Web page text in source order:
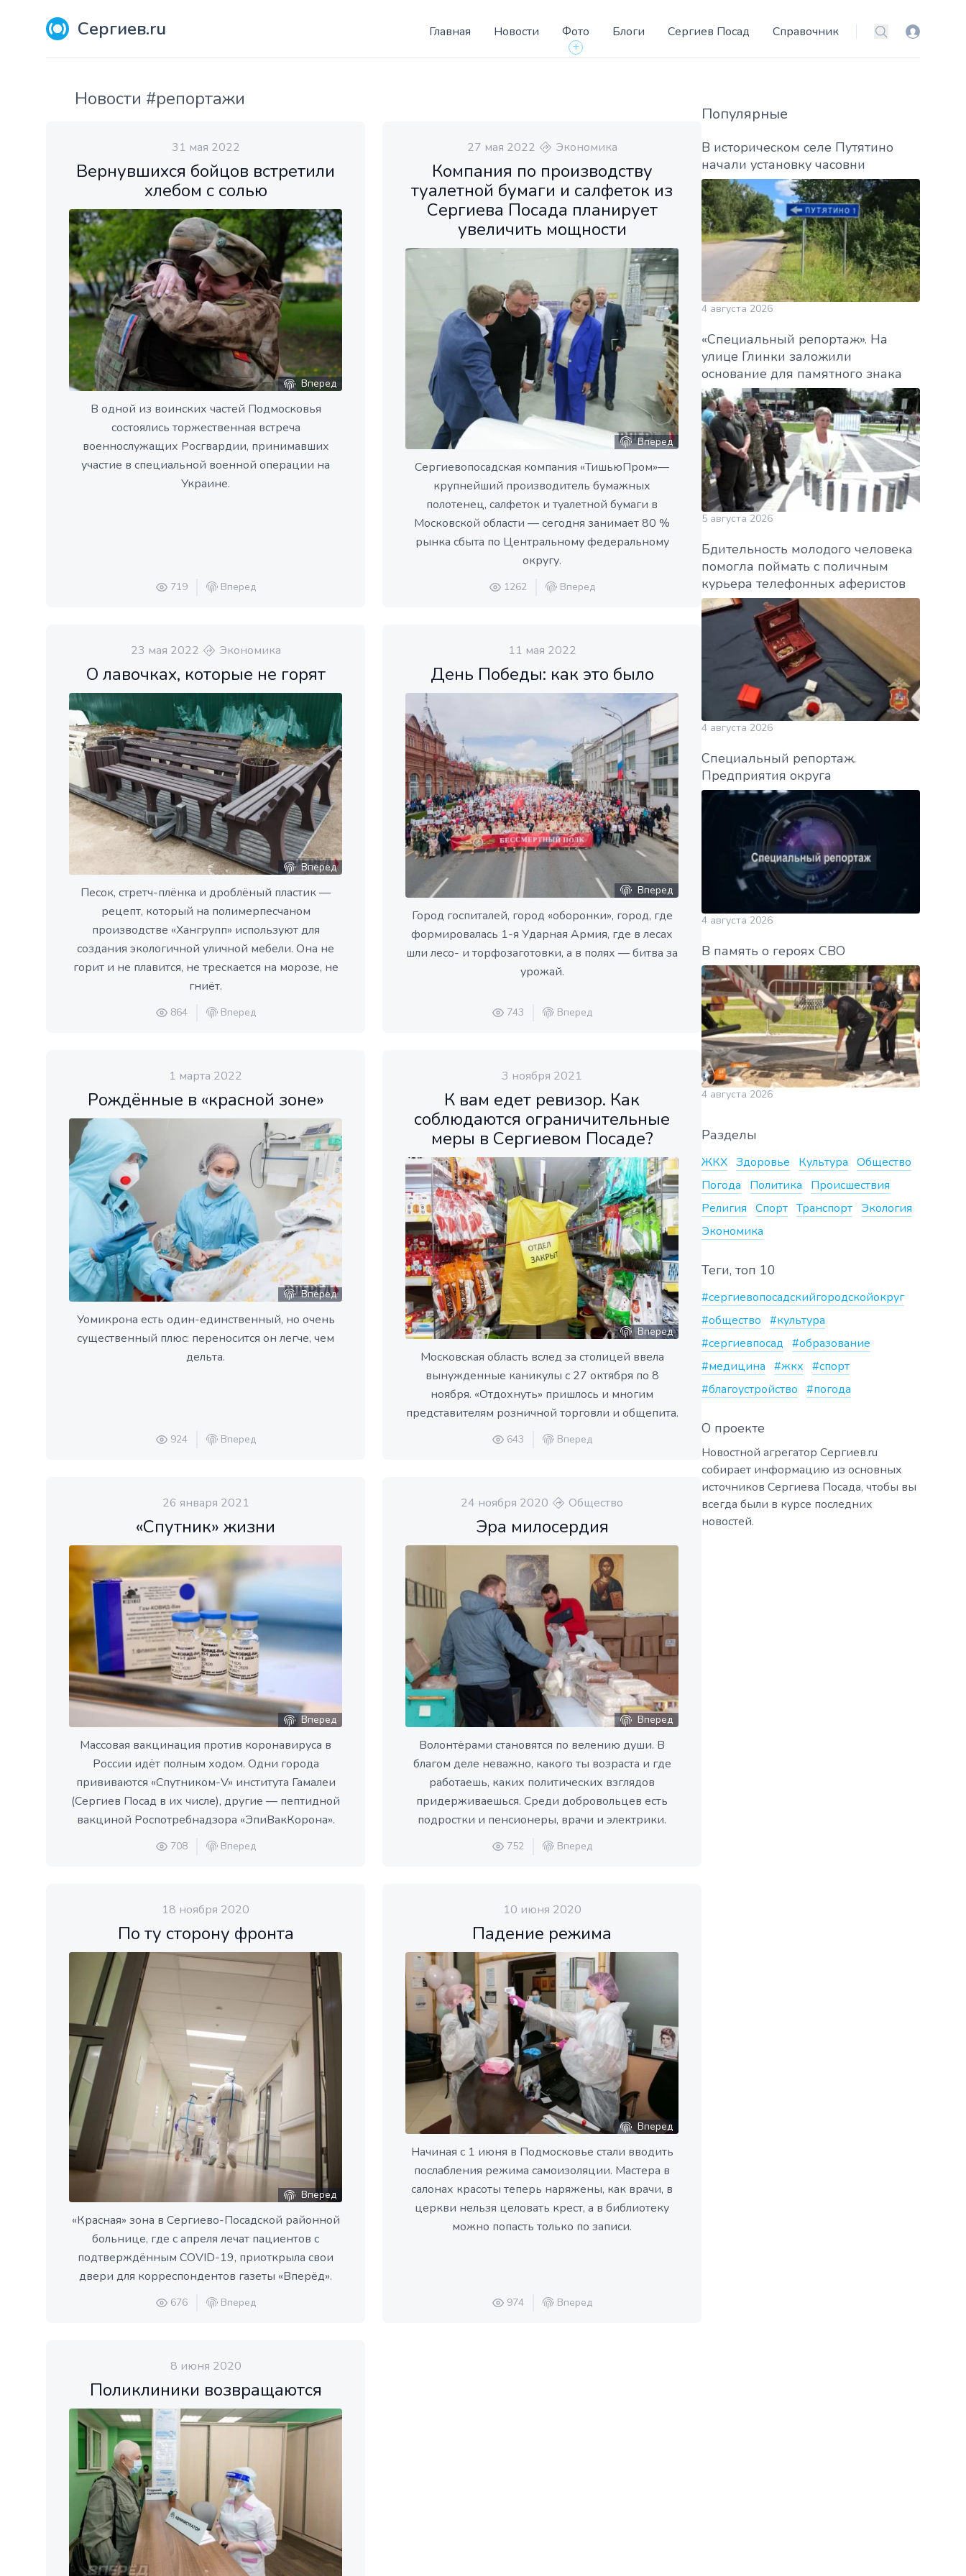
Сергиев.ru Главная Новости
Фото
+
Блоги Сергиев Посад Справочник Поиск Вход
Новости #репортажи
31 мая 2022
Вернувшихся бойцов встретили
хлебом с солью
Вперед
В одной из воинских частей Подмосковья
состоялись торжественная встреча
военнослужащих Росгвардии, принимавших
участие в специальной военной операции на
Украине.
719 Вперед
27 мая 2022 Экономика
Компания по производству
туалетной бумаги и салфеток из
Сергиева Посада планирует
увеличить мощности
Вперед
Сергиевопосадская компания «ТишьюПром»—
крупнейший производитель бумажных
полотенец, салфеток и туалетной бумаги в
Московской области — сегодня занимает 80 %
рынка сбыта по Центральному федеральному
округу.
1262 Вперед
23 мая 2022 Экономика
О лавочках, которые не горят
Вперед
Песок, стретч-плёнка и дроблёный пластик —
рецепт, который на полимерпесчаном
производстве «Хангрупп» используют для
создания экологичной уличной мебели. Она не
горит и не плавится, не трескается на морозе, не
гниёт.
864 Вперед
11 мая 2022
День Победы: как это было
Вперед
Город госпиталей, город «оборонки», город, где
формировалась 1-я Ударная Армия, где в лесах
шли лесо- и торфозаготовки, а в полях — битва за
урожай.
743 Вперед
1 марта 2022
Рождённые в «красной зоне»
Вперед
Уомикрона есть один-единственный, но очень
существенный плюс: переносится он легче, чем
дельта.
924 Вперед
3 ноября 2021
К вам едет ревизор. Как
соблюдаются ограничительные
меры в Сергиевом Посаде?
Вперед
Московская область вслед за столицей ввела
вынужденные каникулы с 27 октября по 8
ноября. «Отдохнуть» пришлось и многим
представителям розничной торговли и общепита.
643 Вперед
26 января 2021
«Спутник» жизни
Вперед
Массовая вакцинация против коронавируса в
России идёт полным ходом. Одни города
прививаются «Спутником-V» института Гамалеи
(Сергиев Посад в их числе), другие — пептидной
вакциной Роспотребнадзора «ЭпиВакКорона».
708 Вперед
24 ноября 2020 Общество
Эра милосердия
Вперед
Волонтёрами становятся по велению души. В
благом деле неважно, какого ты возраста и где
работаешь, каких политических взглядов
придерживаешься. Среди добровольцев есть
подростки и пенсионеры, врачи и электрики.
752 Вперед
18 ноября 2020
По ту сторону фронта
Вперед
«Красная» зона в Сергиево-Посадской районной
больнице, где с апреля лечат пациентов с
подтверждённым COVID-19, приоткрыла свои
двери для корреспондентов газеты «Вперёд».
676 Вперед
10 июня 2020
Падение режима
Вперед
Начиная с 1 июня в Подмосковье стали вводить
послабления режима самоизоляции. Мастера в
салонах красоты теперь наряжены, как врачи, в
церкви нельзя целовать крест, а в библиотеку
можно попасть только по записи.
974 Вперед
8 июня 2020
Поликлиники возвращаются
Популярные
В историческом селе Путятино
начали установку часовни
4 августа 2026
«Специальный репортаж». На
улице Глинки заложили
основание для памятного знака
5 августа 2026
Бдительность молодого человека
помогла поймать с поличным
курьера телефонных аферистов
4 августа 2026
Специальный репортаж.
Предприятия округа
4 августа 2026
В память о героях СВО
4 августа 2026
Разделы
ЖКХ Здоровье Культура Общество
Погода
Политика
Происшествия
Религия Спорт Транспорт Экология
Экономика
Теги, топ 10
#сергиевопосадскийгородскойокруг
#общество #культура
#сергиевпосад #образование
#медицина #жкх #спорт
#благоустройство #погода
О проекте
Новостной агрегатор Сергиев.ru
собирает информацию из основных
источников Сергиева Посада, чтобы вы
всегда были в курсе последних
новостей.